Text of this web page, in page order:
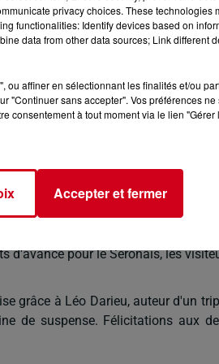
leur public et leurs terrains. Les
Les locaux ont offert une
belle dynamique, veut la
du Vernet. Malgré une domination
un manque de réalisme devant
Malheureusement, les
d'avance pour le Séronais, les
grâce à Léo Darieu, auteur d'un
de suspense. Félicitations aux
privacy choices. These technologies
functionalities: Identify devices based on
data from other data sources; Link different
ou affiner en sélectionnant les finalités et/ou
"Continuer sans accepter". Vos préférences
consentement à tout moment via le lien
Accepter et fermer